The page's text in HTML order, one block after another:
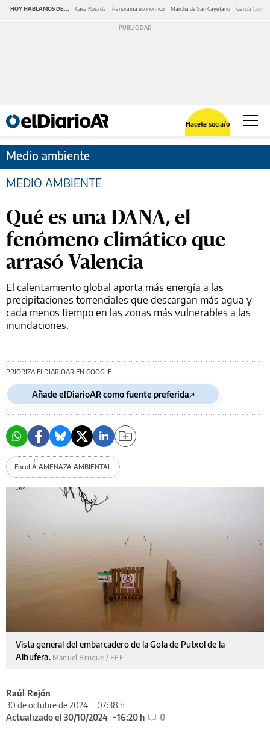
HOY HABLAMOS DE... Casa Rosada Panorama económico Marcha de San Cayetano García Cuerva
Hacete socia/o
Medio ambiente
MEDIO AMBIENTE
Qué es una DANA, el
fenómeno climático que
arrasó Valencia
El calentamiento global aporta más energía a las
precipitaciones torrenciales que descargan más agua y
cada menos tiempo en las zonas más vulnerables a las
inundaciones.
PRIORIZA ELDIARIOAR EN GOOGLE
Añade elDiarioAR como fuente preferida
FocoLA AMENAZA AMBIENTAL
Vista general del embarcadero de la Gola de Putxol de la
Albufera. Manuel Bruque / EFE
Raúl Rejón
30 de octubre de 2024
07:38 h
Actualizado el 30/10/2024
16:20 h 0